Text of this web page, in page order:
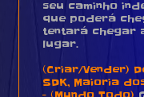
seu caminho
que poderá
tentará chegar
lugar.
(Criar/Vender)
SDK, Maioria